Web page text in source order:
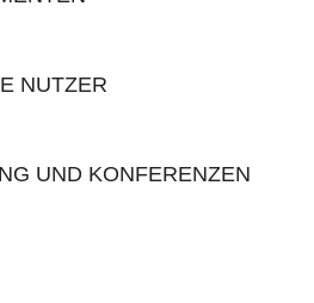
NUTZER
UND KONFERENZEN